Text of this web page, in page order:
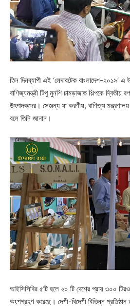
তিন দিনব্যাপী এই ‘লেদারটেক বাংলাদেশ-২০১৯’ এ
বাণিজ্যমন্ত্রী টিপু মুনশি চামড়াজাত শিল্পকে দ্বিতীয়
উৎপাদকদের। সেজন্য যা করণীয়, বাণিজ্য
বলে তিনি জানান।
আইসিসিবির ৫টি হলে ২০ টি দেশের প্রায় ৩০০ টিরও
অংশগ্রহণ করেছে। দেশী-বিদেশী বিভিন্ন প্রতিষ্ঠান